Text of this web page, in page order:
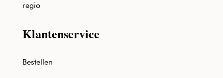
regio
Klantenservice
Bestellen